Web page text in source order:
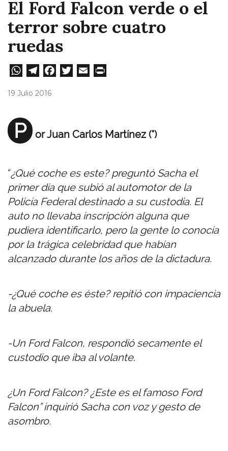
El Ford Falcon verde o el
terror sobre cuatro
ruedas
W
A
pp
Te
m
Fa
19 Julio 2016
P or Juan Carlos Martínez (*)
“¿Qué coche es este? preguntó Sacha el
primer día que subió al automotor de la
Policía Federal destinado a su custodia. El
auto no llevaba inscripción alguna que
pudiera identificarlo, pero la gente lo conocía
por la trágica celebridad que habían
alcanzado durante los años de la dictadura.
-¿Qué coche es éste? repitió con impaciencia
la abuela.
-Un Ford Falcon, respondió secamente el
custodio que iba al volante.
¿Un Ford Falcon? ¿Este es el famoso Ford
Falcon” inquirió Sacha con voz y gesto de
asombro.